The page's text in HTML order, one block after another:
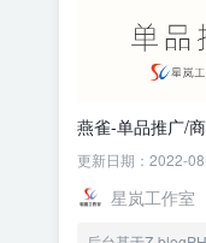
燕雀-单品推广/
更新日期：2022-
星岚工作室